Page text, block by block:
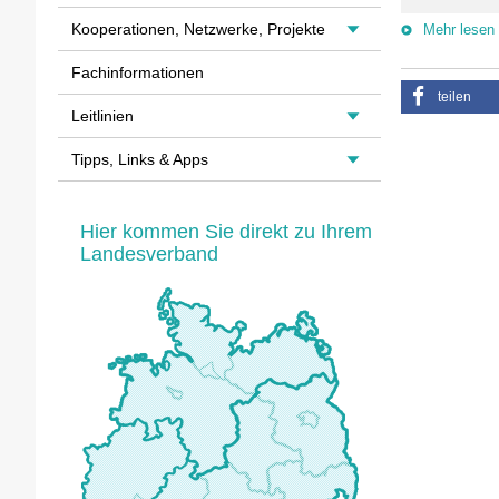
Mehr lesen
teilen
Kooperationen, Netzwerke, Projekte
Fachinformationen
Leitlinien
Tipps, Links & Apps
Hier kommen Sie direkt zu Ihrem
Landesverband